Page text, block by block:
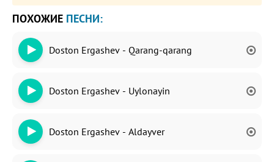
ПОХОЖИЕ ПЕСНИ:
Doston Ergashev - Qarang-qarang
Doston Ergashev - Uylonayin
Doston Ergashev - Aldayver